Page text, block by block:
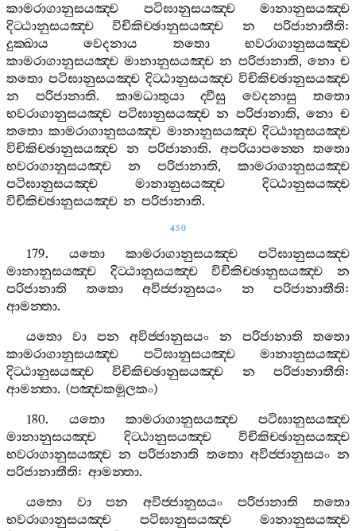
කාමරාගානුසයඤ‍්ච
පටිඝානුසයඤ‍්ච
මානානුසයඤ‍්ච
දිට‍්ඨානුසයඤ‍්ච
විචිකිච‍්ඡානුසයඤ‍්ච න පරිජානාතීති:
දුක‍්ඛාය
වෙදනාය තතො
භවරාගානුසයඤ‍්ච
කාමරාගානුසයඤ‍්ච මානානුසයඤ‍්ච න පරිජානාති, නො ච
තතො පටිඝානුසයඤ‍්ච දිට‍්ඨානුසයඤ‍්ච විචිකිච‍්ඡානුසයඤ‍්ච
න
පරිජානාති. කාමධාතුයා ද‍්වීසු වෙදනාසු
තතො
භවරාගානුසයඤ‍්ච පටිඝානුසයඤ‍්ච න පරිජානාති,නො ච
තතො කාමරාගානුසයඤ‍්ච මානානුසයඤ‍්ච දිට‍්ඨානුසයඤ‍්ච
විචිකිච‍්ඡානුසයඤ‍්ච න පරිජානාති. අපරියාපන‍්නෙ
තතො
භවරාගානුසයඤ‍්ච
න පරිජානාති, කාමරාගානුසයඤ‍්ච
පටිඝානුසයඤ‍්ච
මානානුසයඤ‍්ච
දිට‍්ඨානුසයඤ‍්ච
විචිකිච‍්ඡානුසයඤ‍්ච න පරිජානාති.
450
179. යතො කාමරාගානුසයඤ‍්ච
පටිඝානුසයඤ‍්ච
මානානුසයඤ‍්ච
දිට‍්ඨානුසයඤ‍්ච විචිකිච‍්ඡානුසයඤ‍්ච
න
පරිජානාති
තතො අවිජ‍්ජානුසයං න පරිජානාතීති:
ආමන‍්තා.
යතො
වා පන අවිජ‍්ජානුසයං න පරිජානාති
තතො
කාමරාගානුසයඤ‍්ච
පටිඝානුසයඤ‍්ච
මානානුසයඤ‍්ච
දිට‍්ඨානුසයඤ‍්ච
විචිකිච‍්ඡානුසයඤ‍්ච න පරිජානාතීති:
ආමන‍්තා. (පඤ‍්චකමූලකං)
180. යතො කාමරාගානුසයඤ‍්ච
පටිඝානුසයඤ‍්ච
මානානුසයඤ‍්ච
දිට‍්ඨානුසයඤ‍්ච
විචිකිච‍්ඡානුසයඤ‍්ච
භවරාගානුසයඤ‍්ච න පරිජානාති තතො අවිජ‍්ජානුසයං න
පරිජානාතීති: ආමන‍්තා.
යතො
වා පන අවිජ‍්ජානුසයං පරිජානාති
තතො
භවරාගානුසයඤ‍්ච
පටිඝානුසයඤ‍්ච
මානානුසයඤ‍්ච